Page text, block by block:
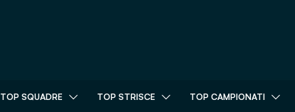
TOP SQUADRE TOP STRISCE TOP CAMPIONATI